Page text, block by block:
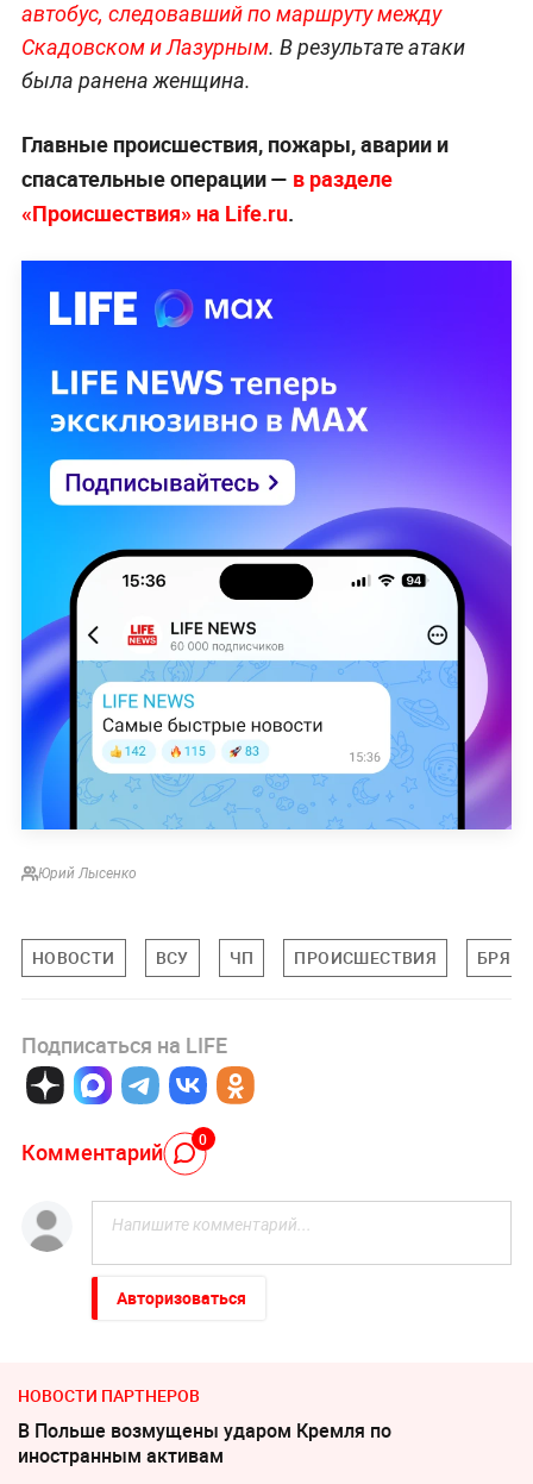
автобус, следовавший по маршруту между
Скадовском и Лазурным. В результате атаки
была ранена женщина.
Главные происшествия, пожары, аварии и
спасательные операции — в разделе
«Происшествия» на Life.ru.
Юрий Лысенко
НОВОСТИ ВСУ ЧП ПРОИСШЕСТВИЯ
Подписаться на LIFE
Комментарий 0
Авторизоваться
НОВОСТИ ПАРТНЕРОВ
В Польше возмущены ударом Кремля по
иностранным активам